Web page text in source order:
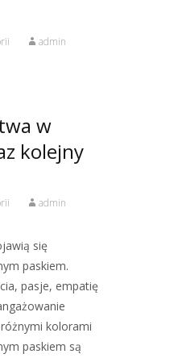
admin
w
kolejny
admin
się
paskiem.
pasje, empatię
kolorami
paskiem są